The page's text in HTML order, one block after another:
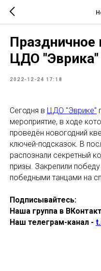
Праздничное
ЦДО "Эврика"
2022-12-24 17:18
Сегодня в ЦДО "Эврике"
мероприятие, в ходе
проведён новогодний
ключей-подсказок. В
распознали секретный
призы. Закрепили
победными танцами на
Подписывайтесь:
Наша группа в
Наш телеграм-канал -